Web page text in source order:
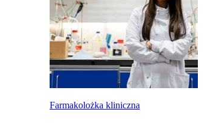
Farmakolożka kliniczna